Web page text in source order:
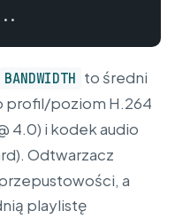
BANDWIDTH to średni
profil/poziom H.264
4.0) i kodek audio
Odtwarzacz
a
playlistę